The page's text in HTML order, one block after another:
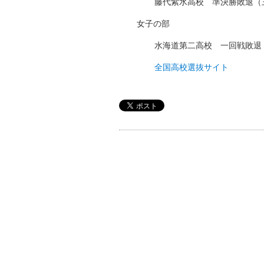
女子の部
水海道第二高校 一回戦敗退
全国高校選抜サイト